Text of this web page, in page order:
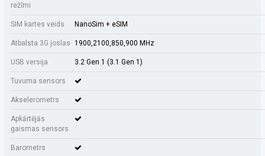
režīmi
SIM kartes veids NanoSim + eSIM
Atbalsta 3G joslas 1900,2100,850,900 MHz
USB versija 3.2 Gen 1 (3.1 Gen 1)
Tuvuma sensors
Akselerometrs
Apkārtējās
gaismas sensors
Barometrs